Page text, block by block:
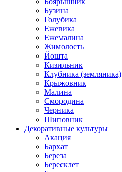
Бузина
Голубика
Ежевика
Ежемалина
Жимолость
Йошта
Кизильник
Клубника (земляника)
Крыжовник
Малина
Смородина
Черника
Шиповник
Декоративные культуры
Акация
Бархат
Береза
Бересклет